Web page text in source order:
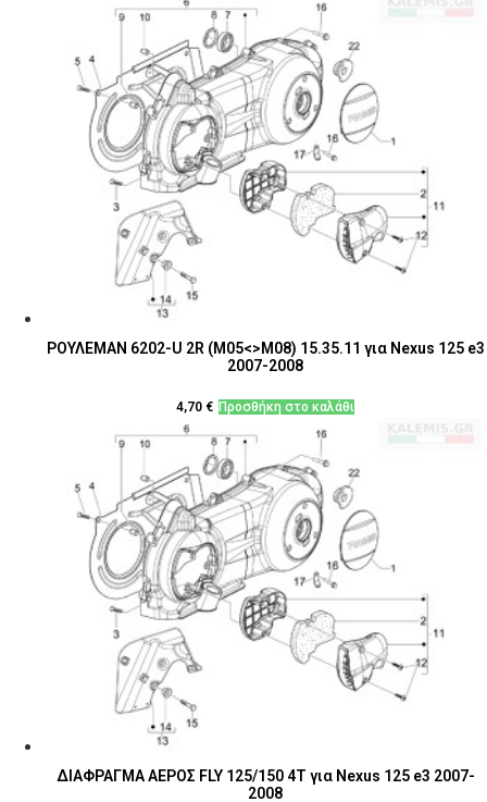
ΡΟΥΛΕΜΑΝ 6202-U 2R (M05<>M08) 15.35.11 για Nexus 125 e3
2007-2008
4,70 € Προσθήκη στο καλάθι
ΔΙΑΦΡΑΓΜΑ ΑΕΡΟΣ FLY 125/150 4T για Nexus 125 e3 2007-
2008